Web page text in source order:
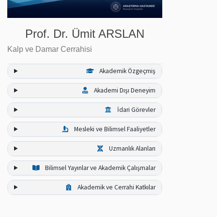
Prof. Dr. Ümit ARSLAN
Kalp ve Damar Cerrahisi
Akademik Özgeçmiş
Akademi Dışı Deneyim
İdari Görevler
Mesleki ve Bilimsel Faaliyetler
Uzmanlık Alanları
Bilimsel Yayınlar ve Akademik Çalışmalar
Akademik ve Cerrahi Katkılar